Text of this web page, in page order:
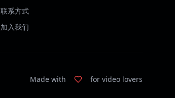
联系方式
加入我们
Made with for video lovers